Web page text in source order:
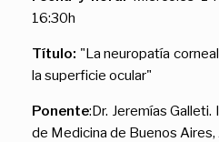
16:30h
Título: "La neuropatía
la superficie ocular"
Ponente:Dr. Jeremías
de Medicina de Buenos